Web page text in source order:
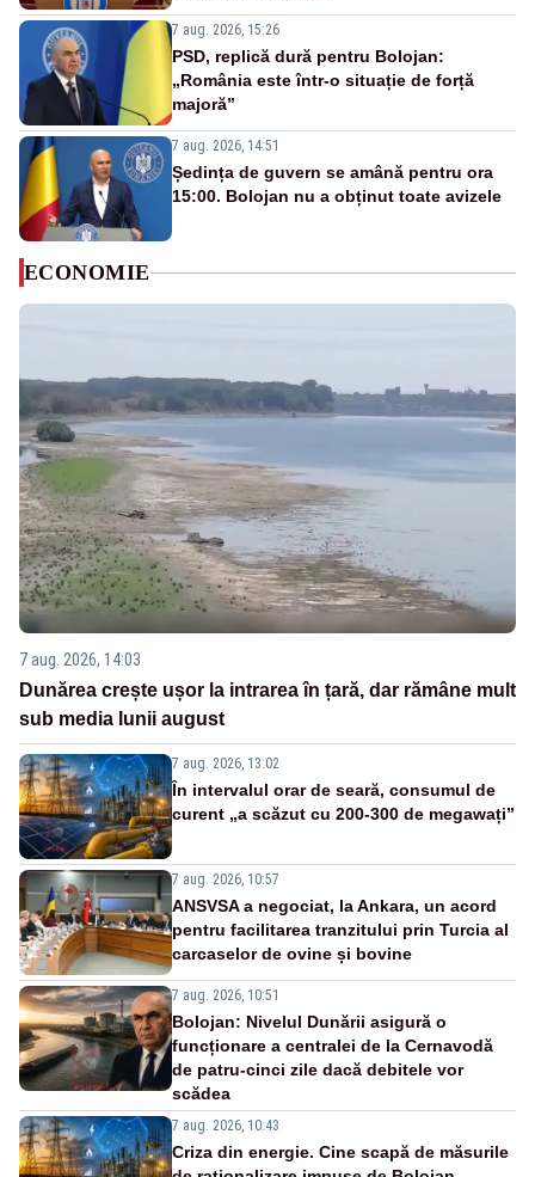
7 aug. 2026, 15:26
PSD, replică dură pentru Bolojan:
„România este într-o situație de forță
majoră”
7 aug. 2026, 14:51
Ședința de guvern se amână pentru ora
15:00. Bolojan nu a obținut toate avizele
ECONOMIE
7 aug. 2026, 14:03
Dunărea crește ușor la intrarea în țară, dar rămâne mult
sub media lunii august
7 aug. 2026, 13:02
În intervalul orar de seară, consumul de
curent „a scăzut cu 200-300 de megawați”
7 aug. 2026, 10:57
ANSVSA a negociat, la Ankara, un acord
pentru facilitarea tranzitului prin Turcia al
carcaselor de ovine și bovine
7 aug. 2026, 10:51
Bolojan: Nivelul Dunării asigură o
funcționare a centralei de la Cernavodă
de patru-cinci zile dacă debitele vor
scădea
7 aug. 2026, 10:43
Criza din energie. Cine scapă de măsurile